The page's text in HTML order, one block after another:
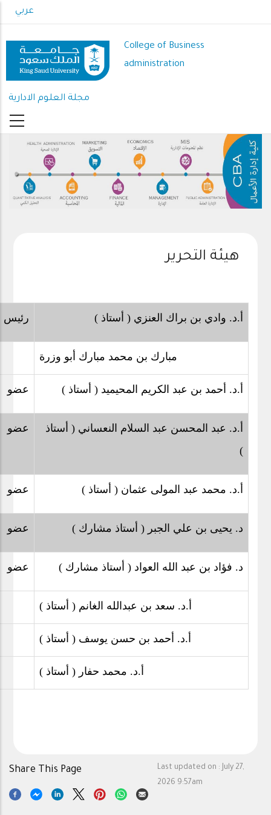
to
content
عربي
College of Business
administration
مجلة العلوم الادارية
هيئة التحرير
رئيس أ.د. وادي بن براك العنزي ( أستاذ )
مبارك بن محمد مبارك أبو وزرة
عضو أ.د. أحمد بن عبد الكريم المحيميد ( أستاذ )
عضو
أ.د. عبد المحسن عبد السلام النعساني ( أستاذ
)
عضو أ.د. محمد عبد المولى عثمان ( أستاذ )
عضو د. يحيى بن علي الجبر ( أستاذ مشارك )
عضو د. فؤاد بن عبد الله العواد ( أستاذ مشارك )
أ.د. سعد بن عبدالله الغانم ( أستاذ )
أ.د. أحمد بن حسن يوسف ( أستاذ )
أ.د. محمد حفار ( أستاذ )
Last updated on : July 27,
2026 9:57am
Share This Page